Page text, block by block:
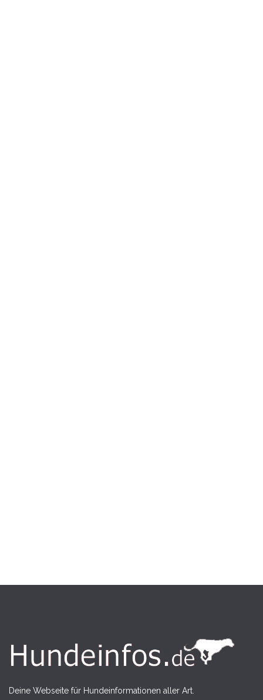
Deine Webseite für Hundeinformationen aller Art.